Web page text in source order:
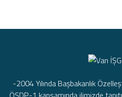
-2004 Yılında Başbakanlık